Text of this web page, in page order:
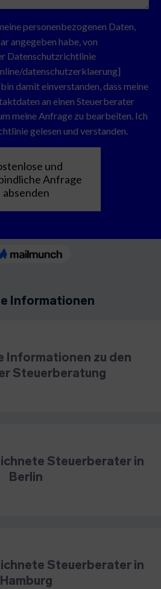
Informationen
Informationen zu den
Steuerberatung
Steuerberater in
Berlin
Steuerberater in
Hamburg